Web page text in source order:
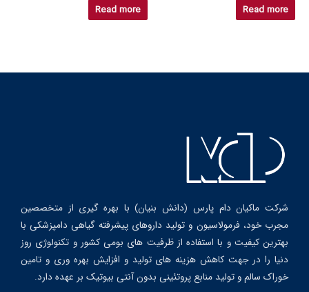
Read more
Read more
شرکت ماکیان دام پارس (دانش بنیان) با بهره گیری از متخصصین
مجرب خود، فرمولاسیون و تولید داروهای پیشرفته گیاهی دامپزشکی با
بهترین کیفیت و با استفاده از ظرفیت های بومی کشور و تکنولوژی روز
دنیا را در جهت کاهش هزینه های تولید و افزایش بهره وری و تامین
خوراک سالم و تولید منابع پروتئینی بدون آنتی بیوتیک بر عهده دارد.